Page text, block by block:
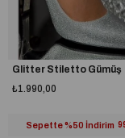
Glitter Stiletto Gümüş
₺1.990,00
Sepette %50 İndirim